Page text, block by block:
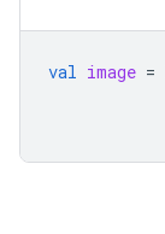
val image =